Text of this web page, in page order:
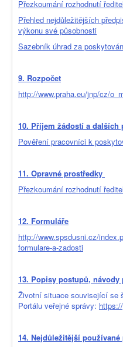
Přezkoumání rozhodnutí
Přehled nejdůležitějších
výkonu své působnosti
Sazebník úhrad za
9. Rozpočet
http://www.praha.eu/jnp/cz/
10. Příjem žádostí a dalších
Pověření pracovníci k
11. Opravné prostředky
Přezkoumání rozhodnutí
12. Formuláře
http://www.spsdusni.cz/
formulare-a-zadosti
13. Popisy postupů,
Životní situace související se
Portálu veřejné správy:
14. Nejdůležitější